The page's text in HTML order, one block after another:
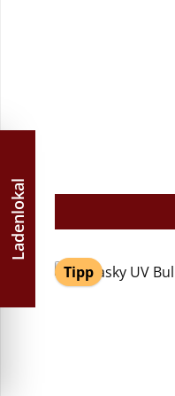
Tipp
Ladenlokal